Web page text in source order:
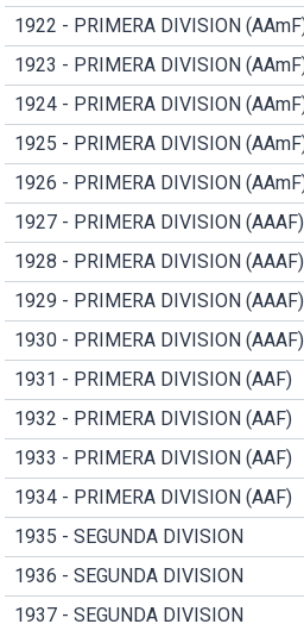
1922 - PRIMERA DIVISION
1923 - PRIMERA DIVISION
1924 - PRIMERA DIVISION
1925 - PRIMERA DIVISION
1926 - PRIMERA DIVISION
1927 - PRIMERA DIVISION (AAAF)
1928 - PRIMERA DIVISION (AAAF)
1929 - PRIMERA DIVISION (AAAF)
1930 - PRIMERA DIVISION (AAAF)
1931 - PRIMERA DIVISION (AAF)
1932 - PRIMERA DIVISION (AAF)
1933 - PRIMERA DIVISION (AAF)
1934 - PRIMERA DIVISION (AAF)
1935 - SEGUNDA DIVISION
1936 - SEGUNDA DIVISION
1937 - SEGUNDA DIVISION